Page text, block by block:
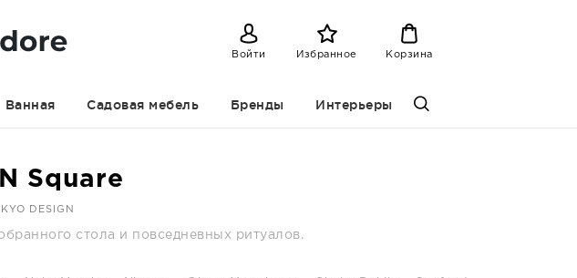
Войти Избранное Корзина
Ванная Садовая мебель Бренды Интерьеры
Square
DESIGN
стола и повседневных ритуалов.